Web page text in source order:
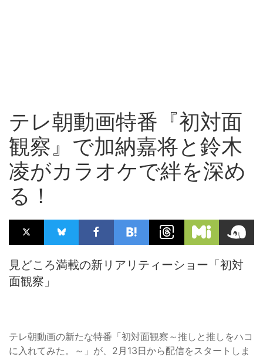
テレ朝動画特番『初対面
観察』で加納嘉将と鈴木
凌がカラオケで絆を深め
る！
見どころ満載の新リアリティーショー「初対
面観察」
テレ朝動画の新たな特番「初対面観察～推しと推しをハコ
に入れてみた。～」が、2月13日から配信をスタートしま